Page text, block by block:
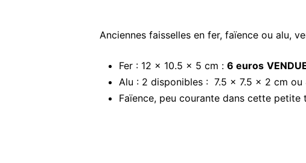
Anciennes faisselles en fer, faïence ou alu,
Fer : 12 x 10.5 x 5 cm :6 euros
Alu : 2 disponibles : 7.5 x 7.5 x 2 cm
Faïence, peu courante dans cette